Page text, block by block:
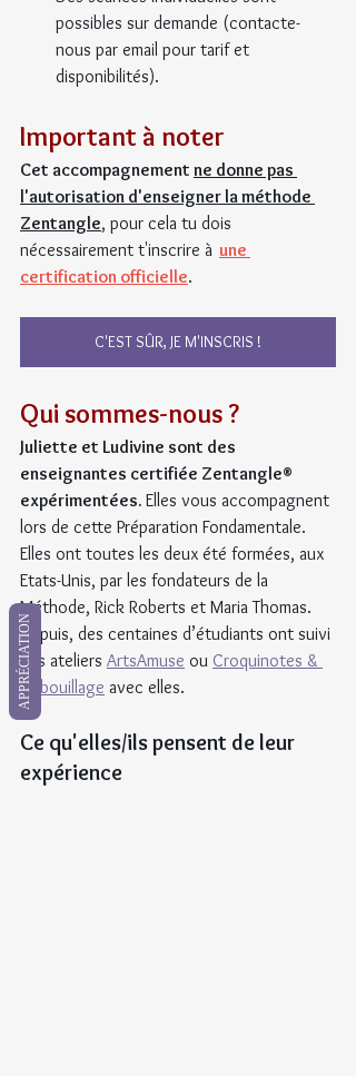
possibles sur demande (contacte-
nous par email pour tarif et
disponibilités).
Important à noter
Cet accompagnement ne donne pas
l'autorisation d'enseigner la méthode
Zentangle, pour cela tu dois
nécessairement t'inscrire à une
certification officielle.
C'EST SÛR, JE M'INSCRIS !
Qui sommes-nous ?
Juliette et Ludivine sont des
enseignantes certifiée Zentangle®
expérimentées. Elles vous accompagnent
lors de cette Préparation Fondamentale.
Elles ont toutes les deux été formées, aux
Etats-Unis, par les fondateurs de la
Méthode, Rick Roberts et Maria Thomas.
Depuis, des centaines d’étudiants ont suivi
des ateliers ArtsAmuse ou Croquinotes &
Gribouillage avec elles.
Ce qu'elles/ils pensent de leur
expérience
APPRÉCIATION